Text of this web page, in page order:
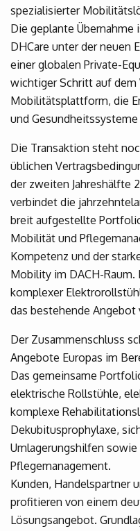
spezialisierter
Die geplante
DHCare unter der neuen
einer globalen Private-
wichtiger Schritt auf dem
Mobilitätsplattform, die
und
Die Transaktion steht
üblichen
der zweiten Jahreshälfte
verbindet die
breit aufgestellte
Mobilität und
Kompetenz und der
Mobility im DACH-
komplexer
das bestehende Angebot
Der Zusammenschluss
Angebote Europas im
Das gemeinsame
elektrische Rollstühle,
komplexe
Dekubitusprophylaxe,
Umlagerungshilfen sowie
Pflegemanagement.
Kunden, Handelspartner
profitieren von einem
Lösungsangebot.